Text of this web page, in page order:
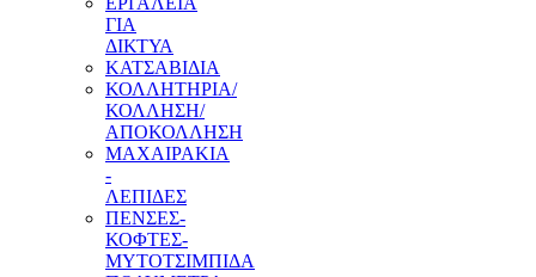
ΓΙΑ
ΔΙΚΤΥΑ
ΚΑΤΣΑΒΙΔΙΑ
ΚΟΛΛΗΤΗΡΙΑ/
ΚΟΛΛΗΣΗ/
ΑΠΟΚΟΛΛΗΣΗ
ΜΑΧΑΙΡΑΚΙΑ
-
ΛΕΠΙΔΕΣ
ΠΕΝΣΕΣ-
ΚΟΦΤΕΣ-
ΜΥΤΟΤΣΙΜΠΙΔΑ